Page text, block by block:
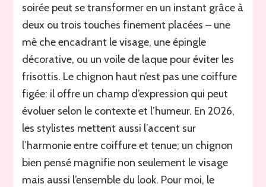
soirée peut se transformer en un instant grâce à
deux ou trois touches finement placées – une
mè che encadrant le visage, une épingle
décorative, ou un voile de laque pour éviter les
frisottis. Le chignon haut n’est pas une coiffure
figée: il offre un champ d’expression qui peut
évoluer selon le contexte et l’humeur. En 2026,
les stylistes mettent aussi l’accent sur
l’harmonie entre coiffure et tenue; un chignon
bien pensé magnifie non seulement le visage
mais aussi l’ensemble du look. Pour moi, le